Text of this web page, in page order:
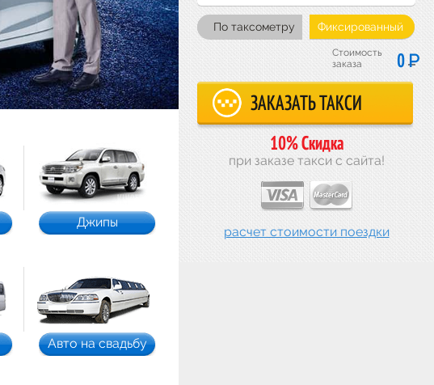
По таксометру Фиксированный
Стоимость
заказа
0Р
10% Скидка
при заказе такси с сайта!
расчет стоимости поездки
Джипы
Авто на свадьбу